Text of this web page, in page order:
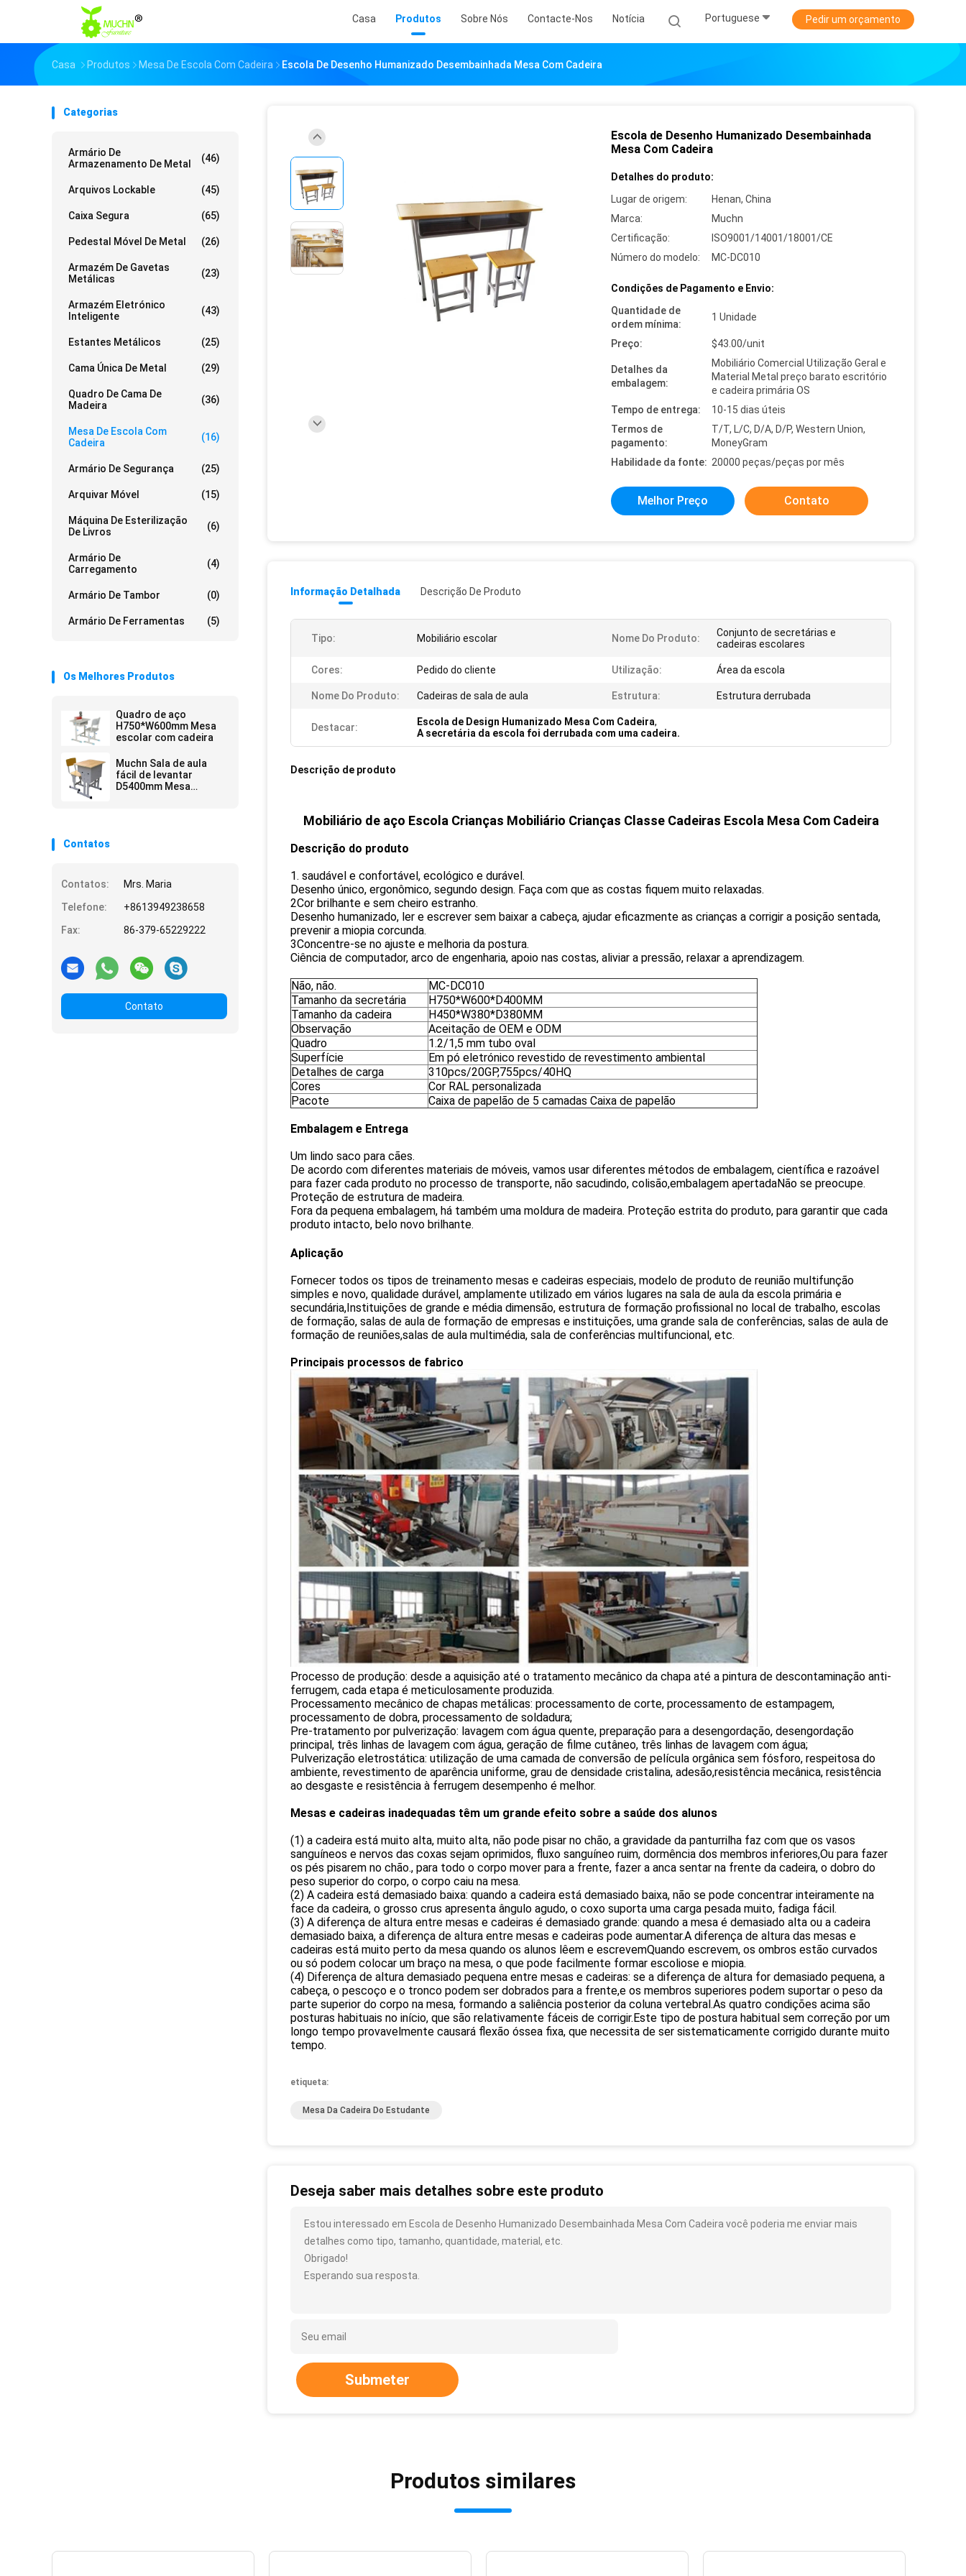
Casa Produtos Sobre Nós Contacte-Nos Notícia Portuguese Pedir um orçamento
Casa Produtos Mesa De Escola Com Cadeira Escola De Desenho Humanizado Desembainhada Mesa Com Cadeira
Categorias
Armário De
Armazenamento De Metal
(46)
Arquivos Lockable (45)
Caixa Segura (65)
Pedestal Móvel De Metal (26)
Armazém De Gavetas
Metálicas
(23)
Armazém Eletrónico
Inteligente
(43)
Estantes Metálicos (25)
Cama Única De Metal (29)
Quadro De Cama De
Madeira
(36)
Mesa De Escola Com
Cadeira
(16)
Armário De Segurança (25)
Arquivar Móvel (15)
Máquina De Esterilização
De Livros
(6)
Armário De
Carregamento
(4)
Armário De Tambor (0)
Armário De Ferramentas (5)
Os Melhores Produtos
Quadro de aço
H750*W600mm Mesa
escolar com cadeira
Muchn Sala de aula
fácil de levantar
D5400mm Mesa
Contatos
Contatos:
Mrs. Maria
Telefone:
+8613949238658
Fax:
86-379-65229222
Contato
Escola de Desenho Humanizado Desembainhada
Mesa Com Cadeira
Detalhes do produto:
Lugar de origem:
Henan, China
Marca:
Muchn
Certificação:
ISO9001/14001/18001/CE
Número do modelo:
MC-DC010
Condições de Pagamento e Envio:
Quantidade de
ordem mínima:
1 Unidade
Preço: $43.00/unit
Detalhes da
embalagem:
Mobiliário Comercial Utilização Geral e
Material Metal preço barato escritório
e cadeira primária OS
Tempo de entrega:
10-15 dias úteis
Termos de
pagamento:
T/T, L/C, D/A, D/P, Western Union,
MoneyGram
Habilidade da fonte: 20000 peças/peças por mês
Melhor Preço Contato
Informação Detalhada Descrição De Produto
Tipo: Mobiliário escolar Nome Do Produto:
Conjunto de secretárias e
cadeiras escolares
Cores: Pedido do cliente Utilização: Área da escola
Nome Do Produto: Cadeiras de sala de aula Estrutura: Estrutura derrubada
Destacar: Escola de Design Humanizado Mesa Com Cadeira,
A secretária da escola foi derrubada com uma cadeira.
Descrição de produto
Mobiliário de aço Escola Crianças Mobiliário Crianças Classe Cadeiras Escola Mesa Com Cadeira
Descrição do produto
1. saudável e confortável, ecológico e durável.
Desenho único, ergonômico, segundo design. Faça com que as costas fiquem muito relaxadas.
2Cor brilhante e sem cheiro estranho.
Desenho humanizado, ler e escrever sem baixar a cabeça, ajudar eficazmente as crianças a corrigir a posição sentada,
prevenir a miopia corcunda.
3Concentre-se no ajuste e melhoria da postura.
Ciência de computador, arco de engenharia, apoio nas costas, aliviar a pressão, relaxar a aprendizagem.
Não, não.
MC-DC010
Tamanho da secretária
H750*W600*D400MM
Tamanho da cadeira
H450*W380*D380MM
Observação
Aceitação de OEM e ODM
Quadro
1.2/1,5 mm tubo oval
Superfície
Em pó eletrónico revestido de revestimento ambiental
Detalhes de carga
310pcs/20GP,755pcs/40HQ
Cores
Cor RAL personalizada
Pacote
Caixa de papelão de 5 camadas Caixa de papelão
Embalagem e Entrega
Um lindo saco para cães.
De acordo com diferentes materiais de móveis, vamos usar diferentes métodos de embalagem, científica e razoável
para fazer cada produto no processo de transporte, não sacudindo, colisão,embalagem apertadaNão se preocupe.
Proteção de estrutura de madeira.
Fora da pequena embalagem, há também uma moldura de madeira. Proteção estrita do produto, para garantir que cada
produto intacto, belo novo brilhante.
Aplicação
Fornecer todos os tipos de treinamento mesas e cadeiras especiais, modelo de produto de reunião multifunção
simples e novo, qualidade durável, amplamente utilizado em vários lugares na sala de aula da escola primária e
secundária,Instituições de grande e média dimensão, estrutura de formação profissional no local de trabalho, escolas
de formação, salas de aula de formação de empresas e instituições, uma grande sala de conferências, salas de aula de
formação de reuniões,salas de aula multimédia, sala de conferências multifuncional, etc.
Principais processos de fabrico
Processo de produção: desde a aquisição até o tratamento mecânico da chapa até a pintura de descontaminação anti-
ferrugem, cada etapa é meticulosamente produzida.
Processamento mecânico de chapas metálicas: processamento de corte, processamento de estampagem,
processamento de dobra, processamento de soldadura;
Pre-tratamento por pulverização: lavagem com água quente, preparação para a desengordação, desengordação
principal, três linhas de lavagem com água, geração de filme cutâneo, três linhas de lavagem com água;
Pulverização eletrostática: utilização de uma camada de conversão de película orgânica sem fósforo, respeitosa do
ambiente, revestimento de aparência uniforme, grau de densidade cristalina, adesão,resistência mecânica, resistência
ao desgaste e resistência à ferrugem desempenho é melhor.
Mesas e cadeiras inadequadas têm um grande efeito sobre a saúde dos alunos
(1) a cadeira está muito alta, muito alta, não pode pisar no chão, a gravidade da panturrilha faz com que os vasos
sanguíneos e nervos das coxas sejam oprimidos, fluxo sanguíneo ruim, dormência dos membros inferiores,Ou para fazer
os pés pisarem no chão., para todo o corpo mover para a frente, fazer a anca sentar na frente da cadeira, o dobro do
peso superior do corpo, o corpo caiu na mesa.
(2) A cadeira está demasiado baixa: quando a cadeira está demasiado baixa, não se pode concentrar inteiramente na
face da cadeira, o grosso crus apresenta ângulo agudo, o coxo suporta uma carga pesada muito, fadiga fácil.
(3) A diferença de altura entre mesas e cadeiras é demasiado grande: quando a mesa é demasiado alta ou a cadeira
demasiado baixa, a diferença de altura entre mesas e cadeiras pode aumentar.A diferença de altura das mesas e
cadeiras está muito perto da mesa quando os alunos lêem e escrevemQuando escrevem, os ombros estão curvados
ou só podem colocar um braço na mesa, o que pode facilmente formar escoliose e miopia.
(4) Diferença de altura demasiado pequena entre mesas e cadeiras: se a diferença de altura for demasiado pequena, a
cabeça, o pescoço e o tronco podem ser dobrados para a frente,e os membros superiores podem suportar o peso da
parte superior do corpo na mesa, formando a saliência posterior da coluna vertebral.As quatro condições acima são
posturas habituais no início, que são relativamente fáceis de corrigir.Este tipo de postura habitual sem correção por um
longo tempo provavelmente causará flexão óssea fixa, que necessita de ser sistematicamente corrigido durante muito
tempo.
etiqueta:
Mesa Da Cadeira Do Estudante
Deseja saber mais detalhes sobre este produto
Estou interessado em Escola de Desenho Humanizado Desembainhada Mesa Com Cadeira você poderia me enviar mais
detalhes como tipo, tamanho, quantidade, material, etc.
Obrigado!
Esperando sua resposta.
Submeter
Produtos similares